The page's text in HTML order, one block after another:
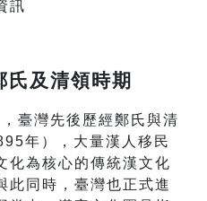
及清領時期
臺灣先後歷經鄭氏與清
年），大量漢人移民
化為核心的傳統漢文化
此同時，臺灣也正式進